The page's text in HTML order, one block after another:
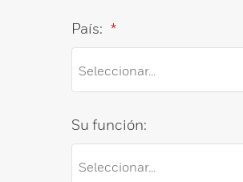
*
País:
Su función: